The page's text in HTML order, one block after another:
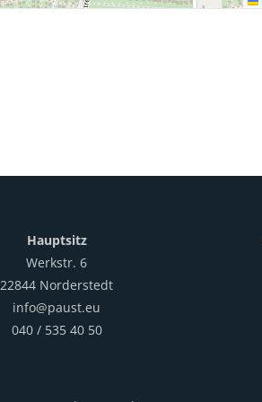
Hauptsitz
Werkstr. 6
22844 Norderstedt
info@paust.eu
040 / 535 40 50